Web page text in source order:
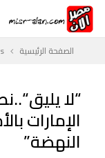
الصفحة الرئيسية
“لا يليق
الإمارات
النهضة”